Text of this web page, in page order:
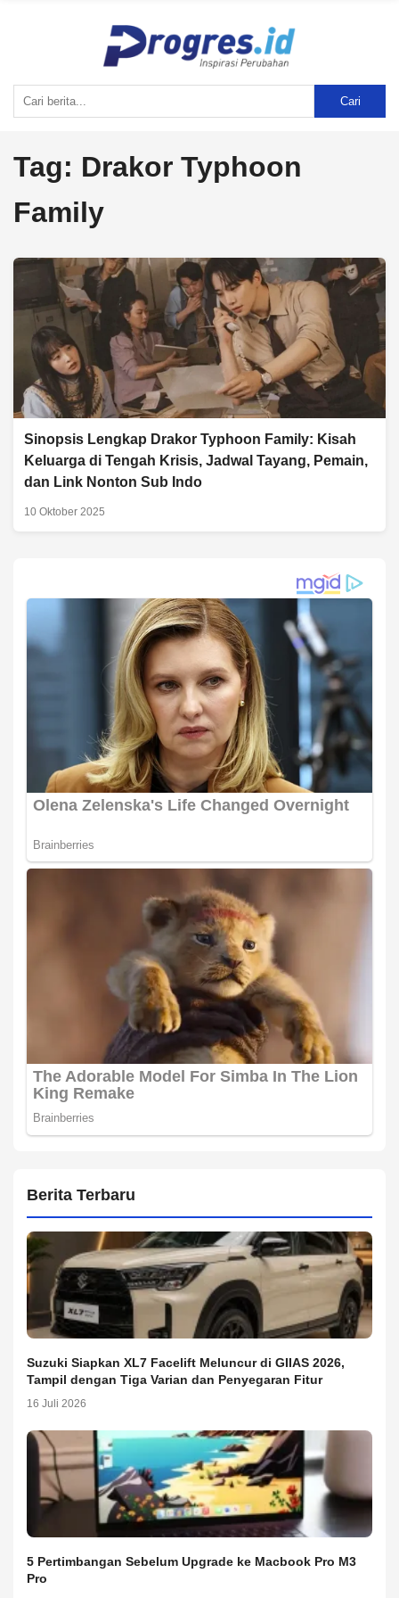
Cari
Tag: Drakor Typhoon
Family
Sinopsis Lengkap Drakor Typhoon Family: Kisah
Keluarga di Tengah Krisis, Jadwal Tayang, Pemain,
dan Link Nonton Sub Indo
10 Oktober 2025
Berita Terbaru
Suzuki Siapkan XL7 Facelift Meluncur di GIIAS 2026,
Tampil dengan Tiga Varian dan Penyegaran Fitur
16 Juli 2026
5 Pertimbangan Sebelum Upgrade ke Macbook Pro M3
Pro